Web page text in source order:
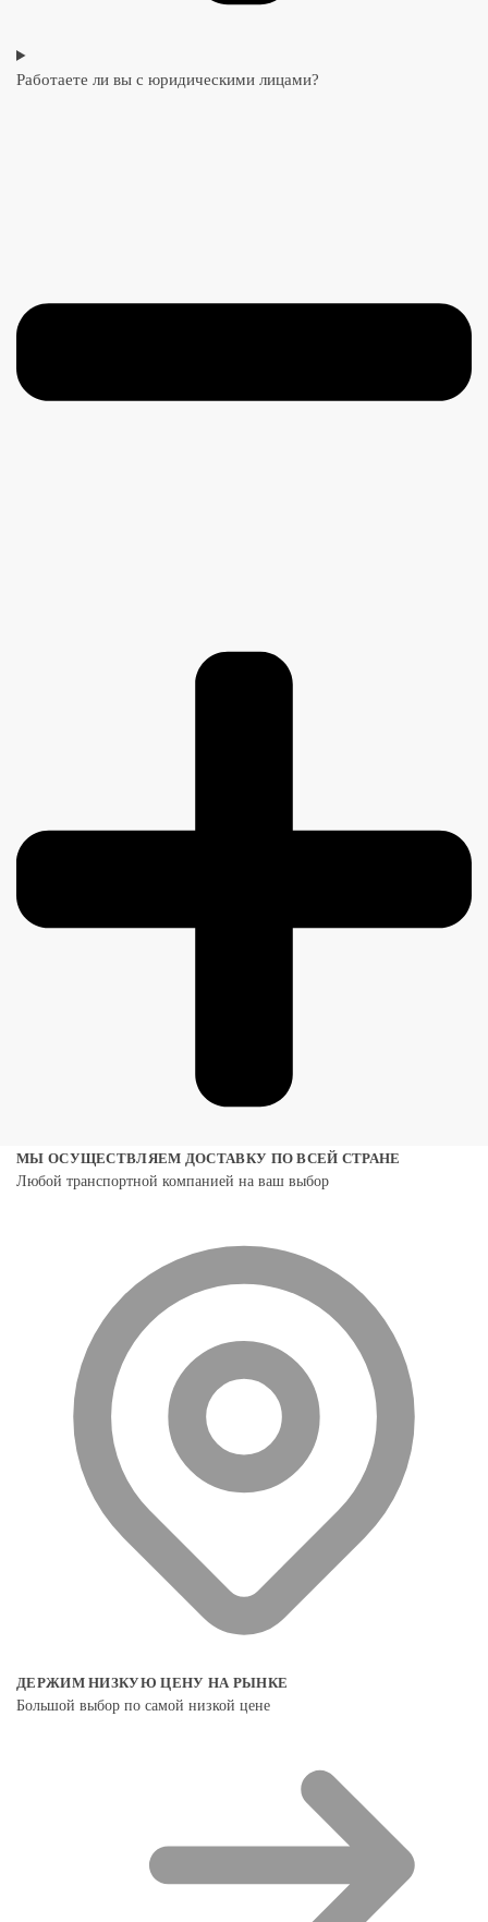
Работаете ли вы с юридическими лицами?
МЫ ОСУЩЕСТВЛЯЕМ ДОСТАВКУ ПО ВСЕЙ СТРАНЕ
Любой транспортной компанией на ваш выбор
ДЕРЖИМ НИЗКУЮ ЦЕНУ НА РЫНКЕ
Большой выбор по самой низкой цене